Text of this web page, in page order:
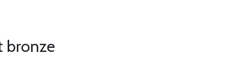
bronze